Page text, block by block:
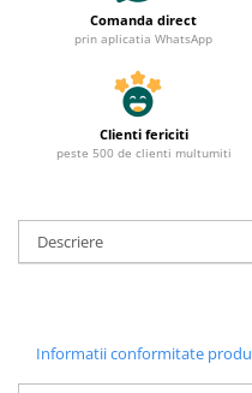
Comanda direct
prin aplicatia WhatsApp
Clienti fericiti
peste 500 de clienti multumiti
Descriere
Informatii conformitate